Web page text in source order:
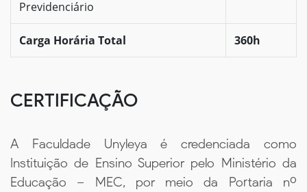
Previdenciário
Carga Horária Total 360h
CERTIFICAÇÃO
A Faculdade Unyleya é credenciada como
Instituição de Ensino Superior pelo Ministério da
Educação – MEC, por meio da Portaria nº